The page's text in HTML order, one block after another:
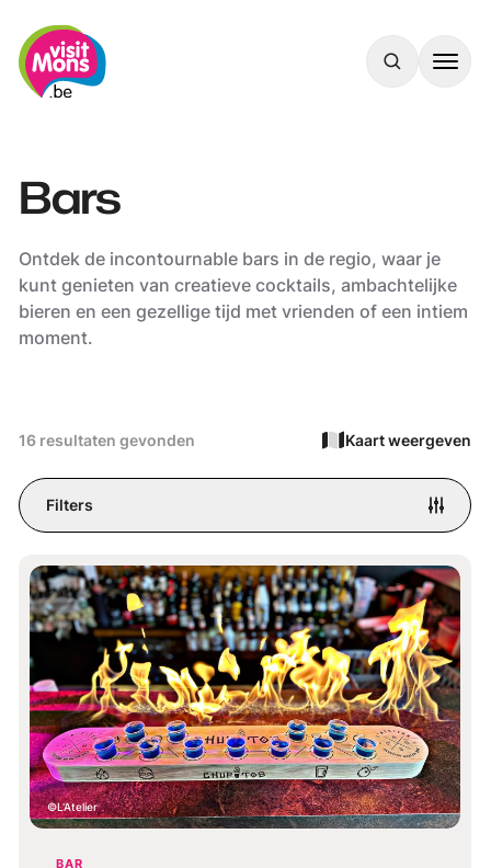
VisitMons Logo
Search
Bars
Ontdek de incontournable bars in de regio, waar je
kunt genieten van creatieve cocktails, ambachtelijke
bieren en een gezellige tijd met vrienden of een intiem
moment.
16 resultaten gevonden Kaart weergeven
Filters
L'Atelier
BAR